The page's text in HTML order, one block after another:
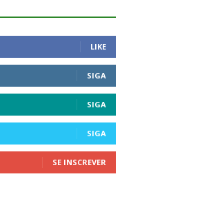
LIKE
SIGA
SIGA
SIGA
SE INSCREVER